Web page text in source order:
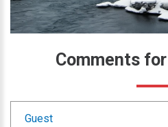
Comments for